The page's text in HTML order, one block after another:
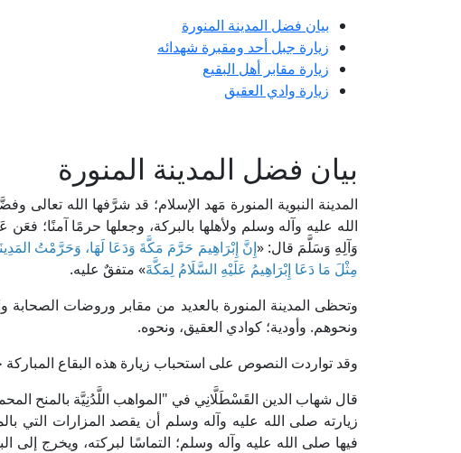
بيان فضل المدينة المنورة
زيارة جبل أحد ومقبرة شهدائه
زيارة مقابر أهل البقيع
زيارة وادي العقيق
بيان فضل المدينة المنورة
المدينة النبوية المنورة مَهد الإسلام؛ قد شرَّفها الله تعالى
الله عليه وآله وسلم ولأهلها بالبركة، وجعلها حرمًا آمنًا؛
وَآلِهِ وَسَلَّمَ قال: «إِنَّ إِبْرَاهِيمَ حَرَّمَ مَكَّةَ وَدَعَا لَهَا، وَحَرَّمْتُ
مِثْلَ مَا دَعَا إِبْرَاهِيمُ عَلَيْهِ السَّلَامُ لِمَكَّةَ» متفقٌ عليه.
وتحظى المدينة المنورة بالعديد من مقابر وروضات الصحابة
ونحوهم. وأودية؛ كوادي العقيق، ونحوه.
وقد تواردت النصوص على استحباب زيارة هذه البقاع المباركة
زيارته صلى الله عليه وآله وسلم أن يقصد المزارات التي
فيها صلى الله عليه وآله وسلم؛ التماسًا لبركته، ويخرج